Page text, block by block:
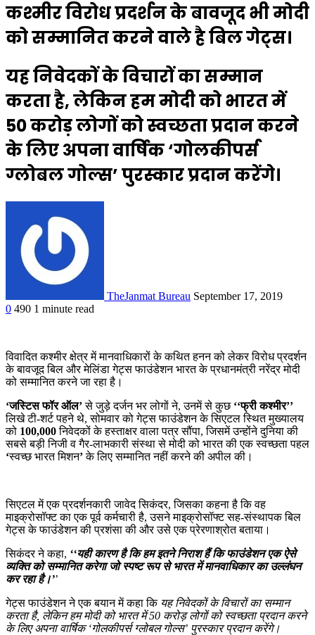
कश्मीर विरोध प्रदर्शन के बावजूद भी मोदी
को सम्मानित करने वाले है बिल गेट्स।
यह निवेदकों के विचारों का सम्मान
करता है, लेकिन हम मोदी को भारत में
50 करोड़ लोगों को स्वच्छता प्रदान करने
के लिए अपना वार्षिक ‘गोलकीपर्स
ग्लोबल गोल्स’ पुरस्कार प्रदान करेंगे।
TheJanmat Bureau September 17, 2019
0 490 1 minute read
विवादित कश्मीर क्षेत्र में मानवाधिकारों के कथित हनन को लेकर विरोध प्रदर्शन
के बावजूद बिल और मेलिंडा गेट्स फाउंडेशन भारत के प्रधानमंत्री नरेंद्र मोदी
को सम्मानित करने जा रहा है।
‘जस्टिस फॉर ऑल’से जुड़े दर्जन भर लोगों ने, उनमें से कुछ ‘‘फ्री कश्मीर’’
लिखे टी-शर्ट पहने थे, सोमवार को गेट्स फाउंडेशन के सिएटल स्थित मुख्यालय
को 100,000निवेदकों के हस्ताक्षर वाला पत्र सौंपा, जिसमें उन्होंने दुनिया की
सबसे बड़ी निजी व गैर-लाभकारी संस्था से मोदी को भारत की एक स्वच्छता पहल
‘स्वच्छ भारत मिशन’के लिए सम्मानित नहीं करने की अपील की।
सिएटल में एक प्रदर्शनकारी जावेद सिकंदर, जिसका कहना है कि वह
माइक्रोसॉफ्ट का एक पूर्व कर्मचारी है, उसने माइक्रोसॉफ्ट सह-संस्थापक बिल
गेट्स के फाउंडेशन की प्रशंसा की और उसे एक प्रेरणाश्रोत बताया।
सिकंदर ने कहा, ‘‘यही कारण है कि हम इतने निराश हैं कि फाउंडेशन एक ऐसे
व्यक्ति को सम्मानित करेगा जो स्पष्ट रूप से भारत में मानवाधिकार का उल्लंघन
कर रहा है।’’
गेट्स फाउंडेशन ने एक बयान में कहा कि यह निवेदकों के विचारों का सम्मान
करता है, लेकिन हम मोदी को भारत में 50 करोड़ लोगों को स्वच्छता प्रदान करने
के लिए अपना वार्षिक ‘गोलकीपर्स ग्लोबल गोल्स’ पुरस्कार प्रदान करेंगे।